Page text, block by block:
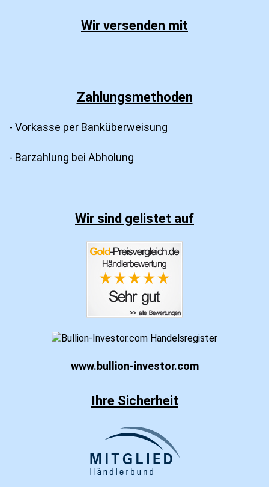
Wir versenden mit
Zahlungsmethoden
- Vorkasse per Banküberweisung
- Barzahlung bei Abholung
Wir sind gelistet auf
www.bullion-investor.com
Ihre Sicherheit